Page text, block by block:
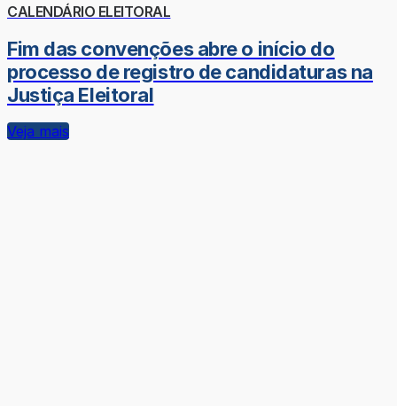
CALENDÁRIO ELEITORAL
Fim das convenções abre o início do
processo de registro de candidaturas na
Justiça Eleitoral
Veja mais